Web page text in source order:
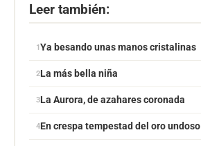
Leer también:
Ya besando unas manos cristalinas
La más bella niña
La Aurora, de azahares coronada
En crespa tempestad del oro undoso